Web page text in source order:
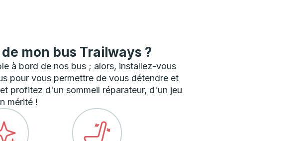
mon bus Trailways ?
à bord de nos bus ; alors, installez-vous
pour vous permettre de vous détendre et
profitez d'un sommeil réparateur, d'un jeu
mérité !